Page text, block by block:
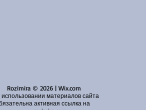
Rozimira © 2026 | Wix.com
материалов сайта
активная ссылка на